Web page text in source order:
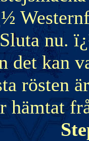
nu.
det kan
rösten
hämtat